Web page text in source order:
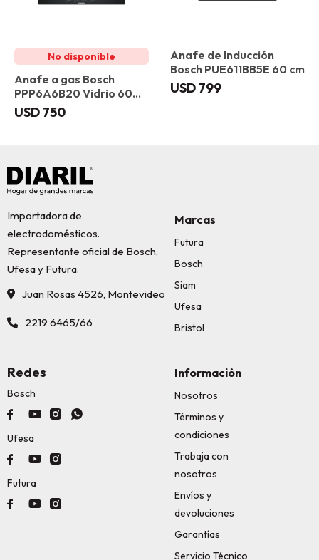
Anafe a gas Bosch
PPP6A6B20 Vidrio 60
cm
USD750
Anafe de Inducción
Bosch PUE611BB5E 60 cm
USD799
Importadora de
electrodomésticos.
Representante oficial de Bosch,
Ufesa y Futura.
Juan Rosas 4526, Montevideo
2219 6465/66
Marcas
Futura
Bosch
Siam
Ufesa
Bristol
Información
Nosotros
Términos y
condiciones
Trabaja con
nosotros
Envíos y
devoluciones
Garantías
Servicio Técnico
Redes
Bosch
   
Ufesa
  
Futura
  